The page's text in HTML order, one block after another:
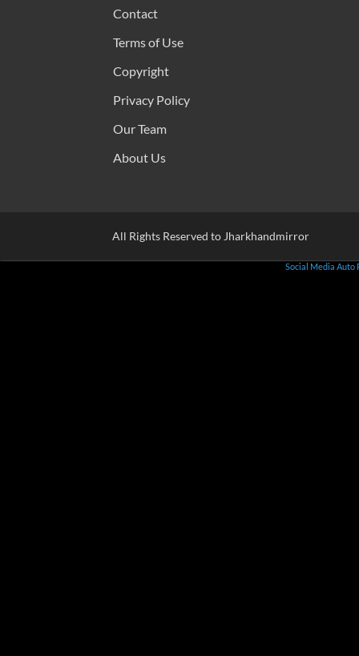
Contact
Terms of Use
Copyright
Privacy Policy
Our Team
About Us
All Rights Reserved to Jharkhandmirror
Social Media Auto